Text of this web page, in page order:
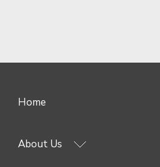
Home
About Us